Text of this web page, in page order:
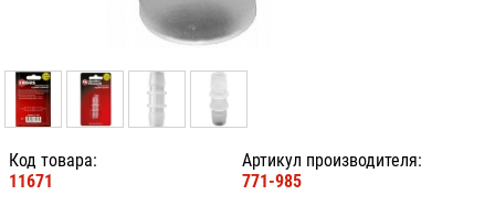
Код товара:
11671
Артикул производителя:
771-985